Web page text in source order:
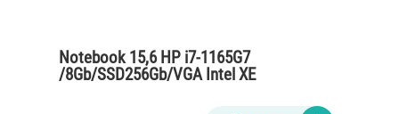
Notebook 15,6 HP i7-1165G7
/8Gb/SSD256Gb/VGA Intel XE